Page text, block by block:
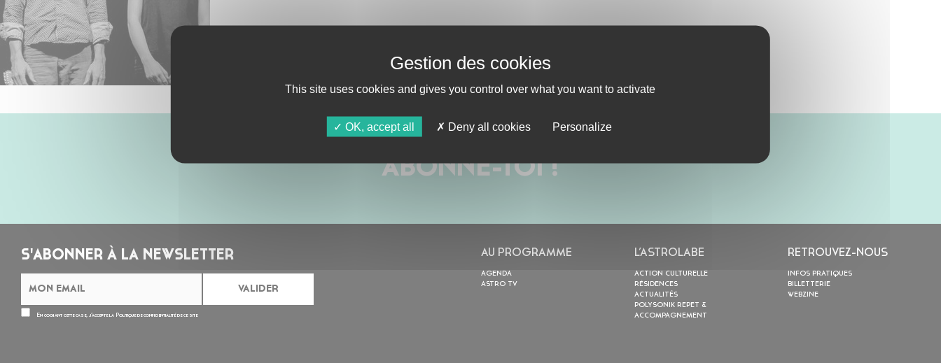
ABONNE-TOI !
S'ABONNER À LA NEWSLETTER
En cochant cette case, j’accepte la Politique de confidentialitéde ce site
AU PROGRAMME
AGENDA
ASTRO TV
L’ASTROLABE
ACTION CULTURELLE
RÉSIDENCES
ACTUALITÉS
POLYSONIK REPET &
ACCOMPAGNEMENT
RETROUVEZ-NOUS
INFOS PRATIQUES
BILLETTERIE
WEBZINE
This site uses cookies and gives you control over what you want to activate
OK, accept all Deny all cookies Personalize